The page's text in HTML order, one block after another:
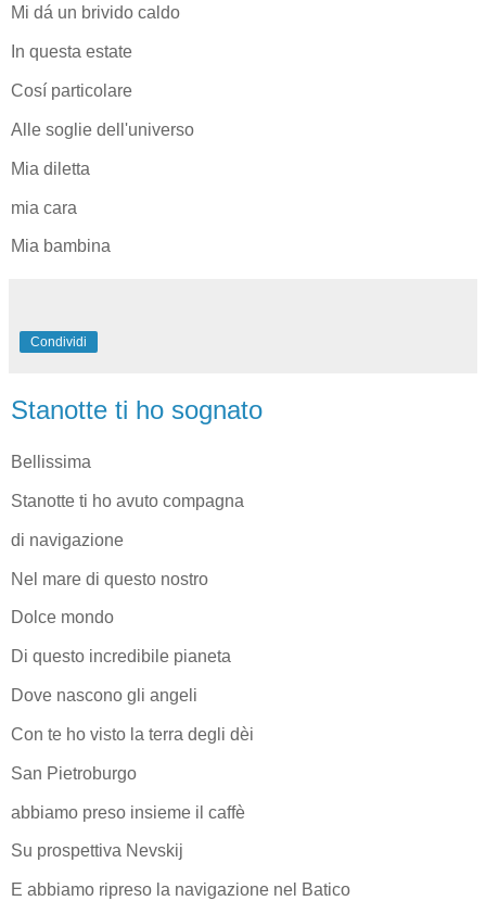
Mi dá un brivido caldo
In questa estate
Cosí particolare
Alle soglie dell'universo
Mia diletta
mia cara
Mia bambina
Condividi
Stanotte ti ho sognato
Bellissima
Stanotte ti ho avuto compagna
di navigazione
Nel mare di questo nostro
Dolce mondo
Di questo incredibile pianeta
Dove nascono gli angeli
Con te ho visto la terra degli dèi
San Pietroburgo
abbiamo preso insieme il caffè
Su prospettiva Nevskij
E abbiamo ripreso la navigazione nel Batico